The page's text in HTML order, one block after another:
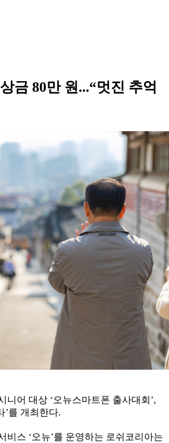
금 80만 원...“멋진 추억
니어 대상 ‘오뉴스마트폰 출사대회’,
’를 개최한다.
스 ‘오뉴’를 운영하는 로쉬코리아는